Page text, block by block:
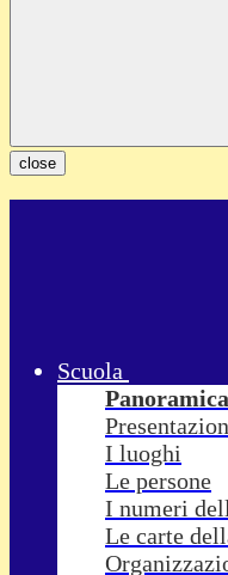
close
Scuola
Panoramica
I luoghi
Le persone
I numeri
Le carte